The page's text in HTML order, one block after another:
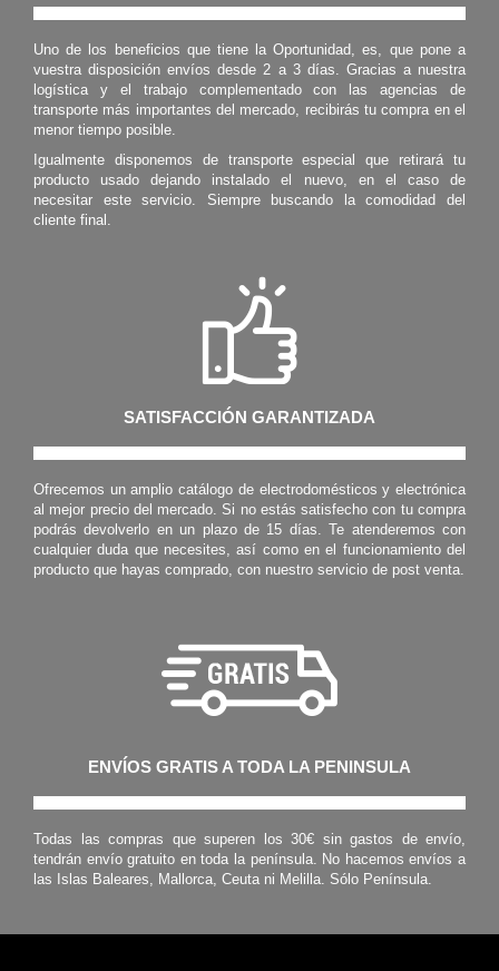
Uno de los beneficios que tiene la Oportunidad, es, que pone a
vuestra disposición envíos desde 2 a 3 días. Gracias a nuestra
logística y el trabajo complementado con las agencias de
transporte más importantes del mercado, recibirás tu compra en el
menor tiempo posible.
Igualmente disponemos de transporte especial que retirará tu
producto usado dejando instalado el nuevo, en el caso de
necesitar este servicio. Siempre buscando la comodidad del
cliente final.
SATISFACCIÓN GARANTIZADA
Ofrecemos un amplio catálogo de electrodomésticos y electrónica
al mejor precio del mercado. Si no estás satisfecho con tu compra
podrás devolverlo en un plazo de 15 días. Te atenderemos con
cualquier duda que necesites, así como en el funcionamiento del
producto que hayas comprado, con nuestro servicio de post venta.
ENVÍOS GRATIS A TODA LA PENINSULA
Todas las compras que superen los 30€ sin gastos de envío,
tendrán envío gratuito en toda la península. No hacemos envíos a
las Islas Baleares, Mallorca, Ceuta ni Melilla. Sólo Península.